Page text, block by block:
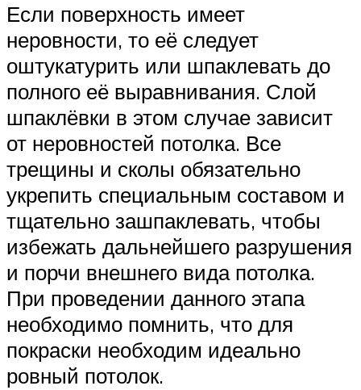
Если поверхность имеет
неровности, то её следует
оштукатурить или шпаклевать до
полного её выравнивания. Слой
шпаклёвки в этом случае зависит
от неровностей потолка. Все
трещины и сколы обязательно
укрепить специальным составом и
тщательно зашпаклевать, чтобы
избежать дальнейшего разрушения
и порчи внешнего вида потолка.
При проведении данного этапа
необходимо помнить, что для
покраски необходим идеально
ровный потолок.